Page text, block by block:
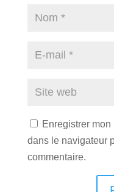
Enregistrer
dans le navigateur
commentaire.